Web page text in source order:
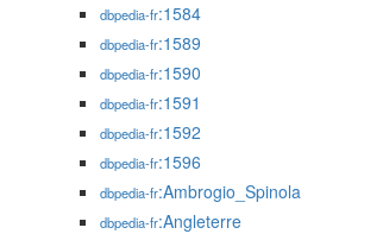
dbpedia-fr:1584
dbpedia-fr:1589
dbpedia-fr:1590
dbpedia-fr:1591
dbpedia-fr:1592
dbpedia-fr:1596
dbpedia-fr:Ambrogio_Spinola
dbpedia-fr:Angleterre